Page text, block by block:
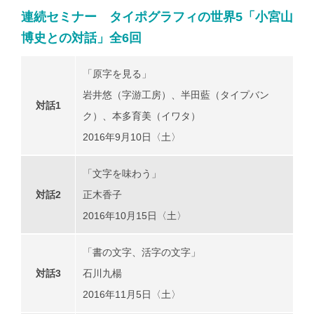
連続セミナー タイポグラフィの世界5「小宮山
博史との対話」全6回
対話1
「原字を見る」
岩井悠（字游工房）、半田藍（タイプバン
ク）、本多育美（イワタ）
2016年9月10日〈土〉
対話2
「文字を味わう」
正木香子
2016年10月15日〈土〉
対話3
「書の文字、活字の文字」
石川九楊
2016年11月5日〈土〉